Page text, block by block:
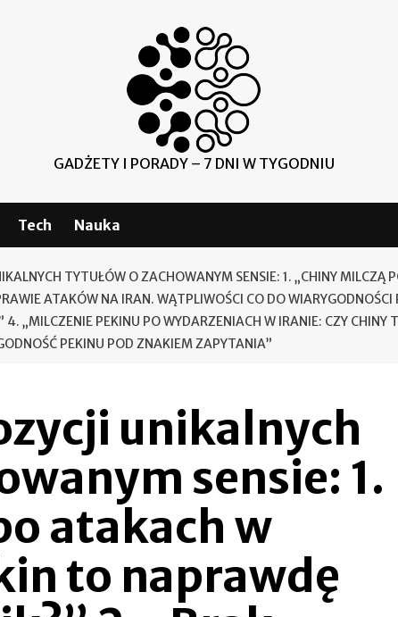
GADŻETY I PORADY – 7 DNI W TYGODNIU
Tech Nauka
TYTUŁÓW O ZACHOWANYM SENSIE: 1. „CHINY MILCZĄ
ATAKÓW NA IRAN. WĄTPLIWOŚCI CO DO
„MILCZENIE PEKINU PO WYDARZENIACH W IRANIE: CZY CHINY
PEKINU POD ZNAKIEM ZAPYTANIA”
unikalnych
sensie: 1.
atakach w
to naprawdę